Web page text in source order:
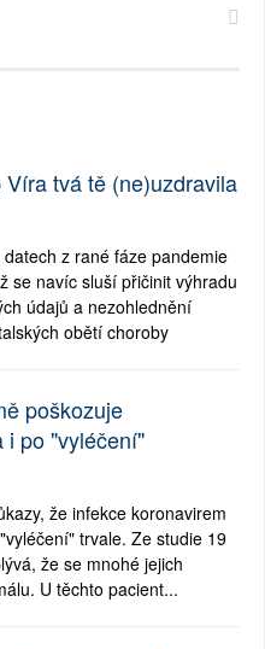
tvá tě (ne)uzdravila
z rané fáze pandemie
se navíc sluší přičinit výhradu
údajů a nezohlednění
obětí choroby
poškozuje
i po "vyléčení"
že infekce koronavirem
trvale. Ze studie 19
že se mnohé jejich
U těchto pacient...